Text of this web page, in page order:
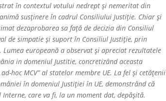
în contextul votului nedrept şi nemeritat din
susţinere în cadrul Consiliului Justiţie. Chiar şi
dezaprobarea sa faţă de decizia din Consiliul
de simpatie şi suport în Consiliul Justiţie, prin
europeană a observat şi apreciat rezultatele
in domeniul Justitie, concretizând aceasta
hoc MCV” al statelor membre UE. La fel şi cetăţenii
în domeniul Justiţiei în UE, demonstrând că
care va fi, la un moment dat, depăşită.